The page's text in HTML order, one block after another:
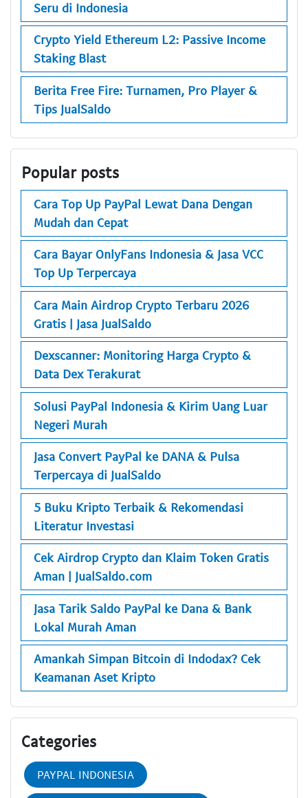
Seru di Indonesia
Crypto Yield Ethereum L2: Passive Income
Staking Blast
Berita Free Fire: Turnamen, Pro Player &
Tips JualSaldo
Popular posts
Cara Top Up PayPal Lewat Dana Dengan
Mudah dan Cepat
Cara Bayar OnlyFans Indonesia & Jasa VCC
Top Up Terpercaya
Cara Main Airdrop Crypto Terbaru 2026
Gratis | Jasa JualSaldo
Dexscanner: Monitoring Harga Crypto &
Data Dex Terakurat
Solusi PayPal Indonesia & Kirim Uang Luar
Negeri Murah
Jasa Convert PayPal ke DANA & Pulsa
Terpercaya di JualSaldo
5 Buku Kripto Terbaik & Rekomendasi
Literatur Investasi
Cek Airdrop Crypto dan Klaim Token Gratis
Aman | JualSaldo.com
Jasa Tarik Saldo PayPal ke Dana & Bank
Lokal Murah Aman
Amankah Simpan Bitcoin di Indodax? Cek
Keamanan Aset Kripto
Categories
PAYPAL INDONESIA